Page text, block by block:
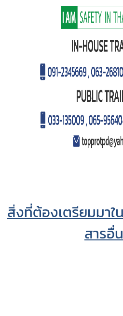
สิ่งที่ต้องเตรียมมา
สารอื่